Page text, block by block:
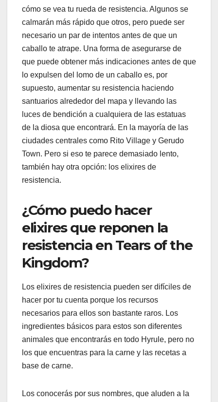
cómo se vea tu rueda de resistencia. Algunos se
calmarán más rápido que otros, pero puede ser
necesario un par de intentos antes de que un
caballo te atrape. Una forma de asegurarse de
que puede obtener más indicaciones antes de que
lo expulsen del lomo de un caballo es, por
supuesto, aumentar su resistencia haciendo
santuarios alrededor del mapa y llevando las
luces de bendición a cualquiera de las estatuas
de la diosa que encontrará. En la mayoría de las
ciudades centrales como Rito Village y Gerudo
Town. Pero si eso te parece demasiado lento,
también hay otra opción: los elixires de
resistencia.
¿Cómo puedo hacer
elixires que reponen la
resistencia en Tears of the
Kingdom?
Los elixires de resistencia pueden ser difíciles de
hacer por tu cuenta porque los recursos
necesarios para ellos son bastante raros. Los
ingredientes básicos para estos son diferentes
animales que encontrarás en todo Hyrule, pero no
los que encuentras para la carne y las recetas a
base de carne.
Los conocerás por sus nombres, que aluden a la